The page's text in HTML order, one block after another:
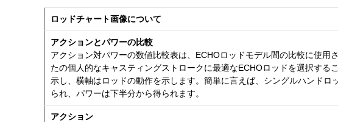
ロッドチャート画像について
アクションとパワーの比較
アクション対パワーの数値比較表は、ECHOロッドモデル間の比較に使用
たの個人的なキャスティングストロークに最適なECHOロッドを選択する
示し、横軸はロッドの動作を示します。簡単に言えば、シングルハンドロ
られ、パワーは下半分から得られます。
アクション